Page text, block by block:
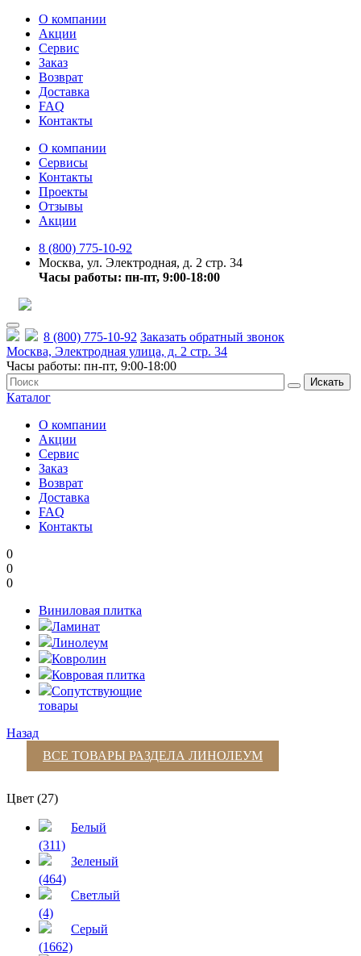
О компании
Акции
Сервис
Заказ
Возврат
Доставка
FAQ
Контакты
О компании
Сервисы
Контакты
Проекты
Отзывы
Акции
8 (800) 775-10-92
Москва, ул. Электродная, д. 2 стр. 34
Часы работы: пн-пт, 9:00-18:00
8 (800) 775-10-92 Заказать обратный звонок
Москва, Электродная улица, д. 2 стр. 34
Часы работы: пн-пт, 9:00-18:00
Искать
Каталог
О компании
Акции
Сервис
Заказ
Возврат
Доставка
FAQ
Контакты
0
0
0
Виниловая плитка
Ламинат
Линолеум
Ковролин
Ковровая плитка
Сопутствующие
товары
Назад
ВСЕ ТОВАРЫ РАЗДЕЛА ЛИНОЛЕУМ
Цвет (27)
Белый
(311)
Зеленый
(464)
Светлый
(4)
Серый
(1662)